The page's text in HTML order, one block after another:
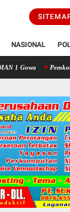
NASIONAL
Pemkot Makassar